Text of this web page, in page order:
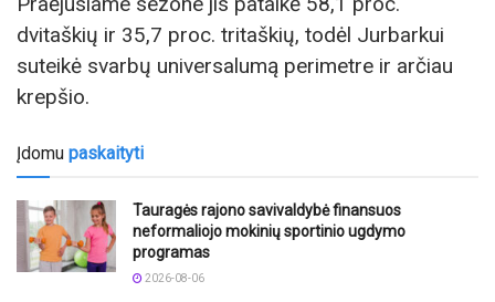
dvitaškių ir 35,7 proc. tritaškių, todėl Jurbarkui
suteikė svarbų universalumą perimetre ir arčiau
krepšio.
Įdomu paskaityti
Tauragės rajono savivaldybė finansuos
neformaliojo mokinių sportinio ugdymo
programas
2026-08-06